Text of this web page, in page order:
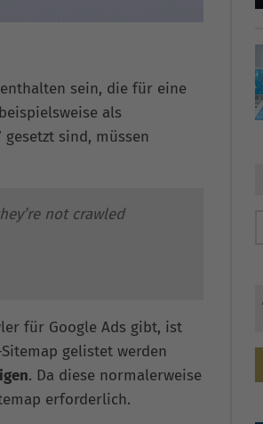
sein, die für eine
als
sind, müssen
not crawled
für Google Ads gibt, ist
gelistet werden
. Da diese normalerweise
erforderlich.